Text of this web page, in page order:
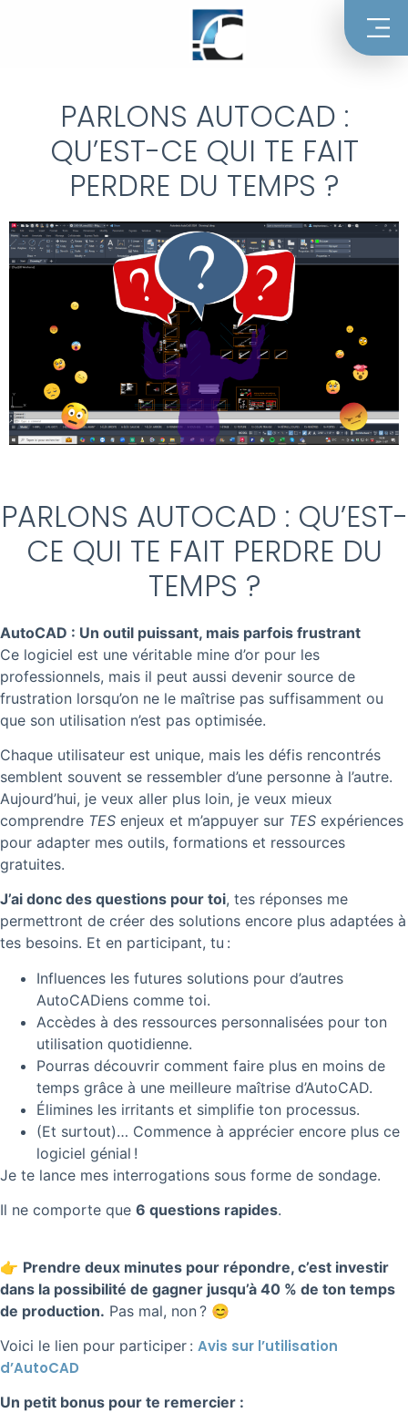
PARLONS AUTOCAD :
QU’EST-CE QUI TE FAIT
PERDRE DU TEMPS ?
PARLONS AUTOCAD : QU’EST-
CE QUI TE FAIT PERDRE DU
TEMPS ?
AutoCAD : Un outil puissant, mais parfois frustrant
Ce logiciel est une véritable mine d’or pour les
professionnels, mais il peut aussi devenir source de
frustration lorsqu’on ne le maîtrise pas suffisamment ou
que son utilisation n’est pas optimisée.
Chaque utilisateur est unique, mais les défis rencontrés
semblent souvent se ressembler d’une personne à l’autre.
Aujourd’hui, je veux aller plus loin, je veux mieux
comprendre TES enjeux et m’appuyer sur TES expériences
pour adapter mes outils, formations et ressources
gratuites.
J’ai donc des questions pour toi, tes réponses me
permettront de créer des solutions encore plus adaptées à
tes besoins. Et en participant, tu :
Influences les futures solutions pour d’autres
AutoCADiens comme toi.
Accèdes à des ressources personnalisées pour ton
utilisation quotidienne.
Pourras découvrir comment faire plus en moins de
temps grâce à une meilleure maîtrise d’AutoCAD.
Élimines les irritants et simplifie ton processus.
(Et surtout)… Commence à apprécier encore plus ce
logiciel génial !
Je te lance mes interrogations sous forme de sondage.
Il ne comporte que 6 questions rapides.
👉 Prendre deux minutes pour répondre, c’est investir
dans la possibilité de gagner jusqu’à 40 % de ton temps
de production. Pas mal, non ? 😊
Voici le lien pour participer : Avis sur l’utilisation
d’AutoCAD
Un petit bonus pour te remercier :